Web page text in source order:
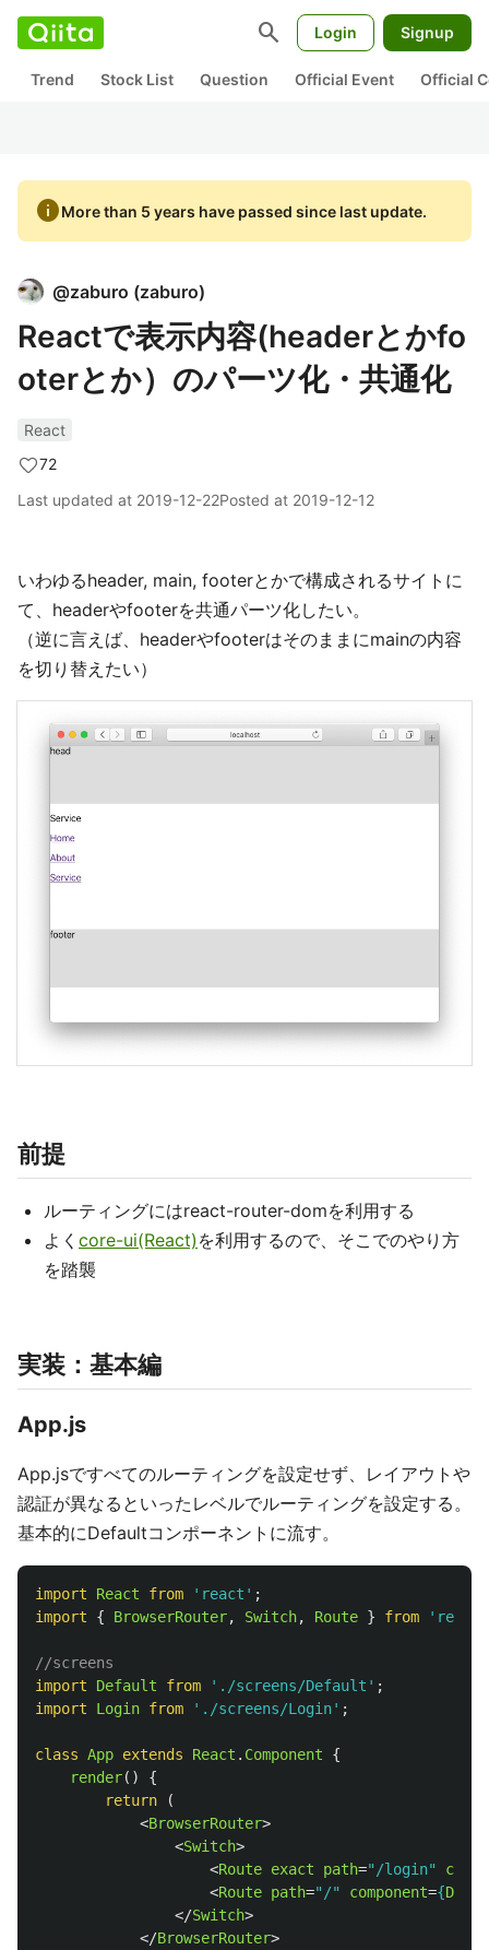
search Login Signup
Trend Stock List Question Official Event Official
infoMore than 5 years have passed since last update.
@zaburo (zaburo)
Reactで表示内容(headerとかfo
oterとか）のパーツ化・共通化
React
72
Last updated at 2019-12-22Posted at 2019-12-12
いわゆるheader, main, footerとかで構成されるサイトに
て、headerやfooterを共通パーツ化したい。
（逆に言えば、headerやfooterはそのままにmainの内容
を切り替えたい）
前提
ルーティングにはreact-router-domを利用する
よく core-ui(React) を利用するので、そこでのやり方
を踏襲
実装：基本編
App.js
App.jsですべてのルーティングを設定せず、レイアウトや
認証が異なるといったレベルでルーティングを設定する。
基本的にDefaultコンポーネントに流す。
import React from ' react ' ;
import
{ BrowserRouter, Switch, Route } from '
//screens
import
Default from ' ./screens/Default ' ;
import
Login from ' ./screens/Login' ;
class App extends React . Component
{
render()
{
return
(
<BrowserRouter>
<Switch>
<Route exact path="/login"
<Route path="/" component={
</Switch>
</BrowserRouter>